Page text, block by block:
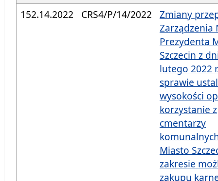
152.14.2022
CRS4/P/14/2022
Zmiany
Zarządzenia
Prezydenta
Szczecin z
lutego 2022
sprawie
wysokości
korzystanie z
cmentarzy
Miasto
zakresie
zakupu